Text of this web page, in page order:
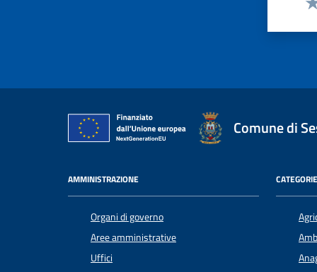
Comune di
AMMINISTRAZIONE
Organi di governo
Aree amministrative
Uffici